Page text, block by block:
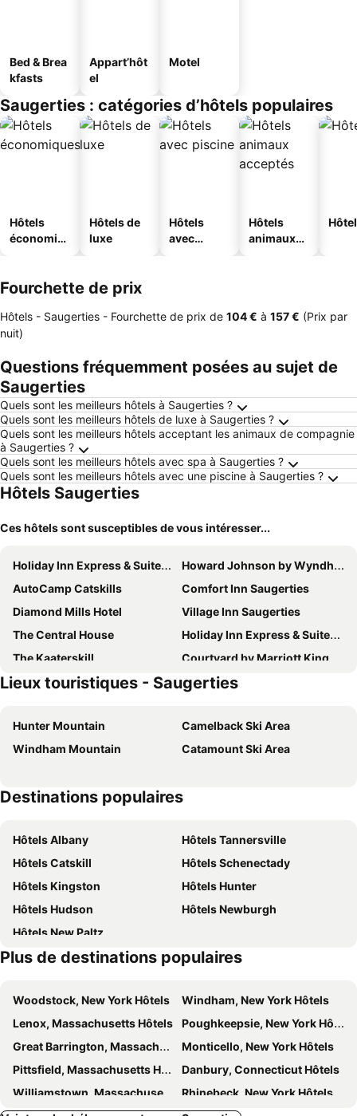
Bed & Brea
kfasts
Appart’hôt
el
Motel
Saugerties : catégories d’hôtels populaires
Hôtels
économiq
Hôtels de
luxe
Hôtels
avec
Hôtels
animaux
Fourchette de prix
Hôtels - Saugerties - Fourchette de prix de ‎104 € à ‎157 € (Prix par
nuit)
Questions fréquemment posées au sujet de
Saugerties
Quels sont les meilleurs hôtels à Saugerties ?
Quels sont les meilleurs hôtels de luxe à Saugerties ?
Quels sont les meilleurs hôtels acceptant les animaux de compagnie
à Saugerties ?
Quels sont les meilleurs hôtels avec spa à Saugerties ?
Quels sont les meilleurs hôtels avec une piscine à Saugerties ?
Hôtels Saugerties
Ces hôtels sont susceptibles de vous intéresser...
Holiday Inn Express & Suites Saugerties - Hudson Valley By Ihg
Howard Johnson by Wyndham Saugerties
AutoCamp Catskills
Comfort Inn Saugerties
Diamond Mills Hotel
Village Inn Saugerties
The Central House
Holiday Inn Express & Suites Kingston-ulster By Ihg
The Kaaterskill
Courtyard by Marriott Kingston
Residence Inn by Marriott Kingston
Hampton Inn Kingston
Kingston Hotel And Conference Center
Hotel Dylan
Super 8 Kingston
Hotel Kinsley
Delamater Inn
Mirbeau Inn & Spa
The Forsyth B&B
Jessie's Harvest House
Tannersville Village on SawMill Creek Room #3- 1 Queen
Tannersville Village on SawMill Creek Room #5 - 1 Queen
Tannersville Villageon SawMill Creek Room #9- 1 Queen
Tannersville Village on SawMill Creek Room #4- 1 Queen
Tannersville Village on SawMill Creek Room #6 - 1 Queen
Tannersville Village on Saw Mill Creek Room #1- 1 Queen
Lieux touristiques - Saugerties
Hunter Mountain
Camelback Ski Area
Windham Mountain
Catamount Ski Area
Destinations populaires
Hôtels Albany
Hôtels Tannersville
Hôtels Catskill
Hôtels Schenectady
Hôtels Kingston
Hôtels Hunter
Hôtels Hudson
Hôtels Newburgh
Hôtels New Paltz
Plus de destinations populaires
Woodstock, New York Hôtels
Windham, New York Hôtels
Lenox, Massachusetts Hôtels
Poughkeepsie, New York Hôtels
Great Barrington, Massachusetts Hôtels
Monticello, New York Hôtels
Pittsfield, Massachusetts Hôtels
Danbury, Connecticut Hôtels
Williamstown, Massachusetts Hôtels
Rhinebeck, New York Hôtels